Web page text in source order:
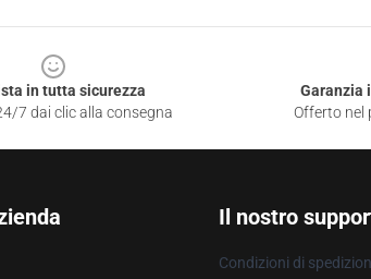
in tutta sicurezza
7 dai clic alla consegna
Garanzia
Offerto nel
Il nostro
Condizioni di